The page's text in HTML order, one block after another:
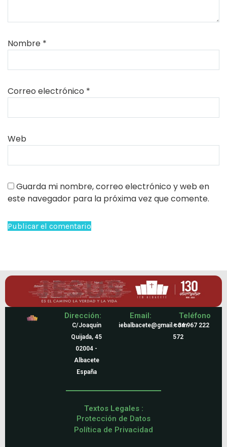
Nombre *
Correo electrónico *
Web
Guarda mi nombre, correo electrónico y web en
este navegador para la próxima vez que comente.
Dirección:
C/Joaquín
Quijada, 45
02004 -
Albacete
España
Email:
iebalbacete@gmail.com
Teléfono
+ 34 967 222
572
Textos Legales :
Protección de Datos
Política de Privacidad